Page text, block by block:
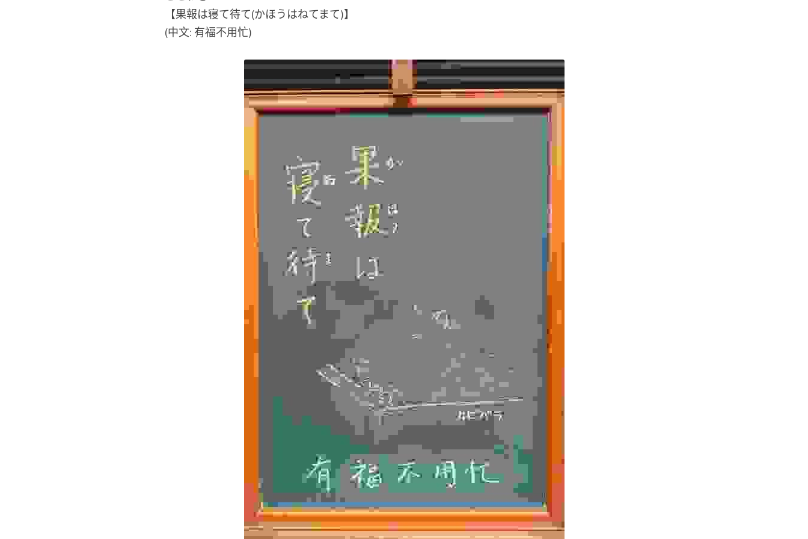
【果報は寝て待て(かほうはねてまて)】
(中文: 有福不用忙)